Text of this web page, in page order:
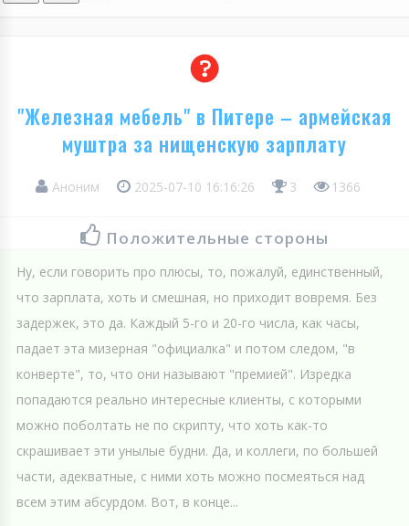
"Железная мебель" в Питере – армейская
муштра за нищенскую зарплату
Аноним 2025-07-10 16:16:26 3 1366
Положительные стороны
Ну, если говорить про плюсы, то, пожалуй, единственный,
что зарплата, хоть и смешная, но приходит вовремя. Без
задержек, это да. Каждый 5-го и 20-го числа, как часы,
падает эта мизерная "официалка" и потом следом, "в
конверте", то, что они называют "премией". Изредка
попадаются реально интересные клиенты, с которыми
можно поболтать не по скрипту, что хоть как-то
скрашивает эти унылые будни. Да, и коллеги, по большей
части, адекватные, с ними хоть можно посмеяться над
всем этим абсурдом. Вот, в конце...